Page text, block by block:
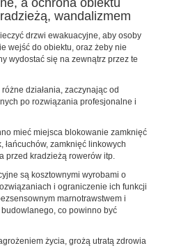
a ochrona obiektu
wandalizmem
drzwi ewakuacyjne, aby osoby
wejść do obiektu, oraz żeby nie
wydostać się na zewnątrz przez te
działania, zaczynając od
po rozwiązania profesjonalne i
mieć miejsca blokowanie zamknięć
łańcuchów, zamknięć linkowych
przed kradzieżą rowerów itp.
są kosztownymi wyrobami o
i ograniczenie ich funkcji
marnotrawstwem i
co powinno być
życia, grożą utratą zdrowia